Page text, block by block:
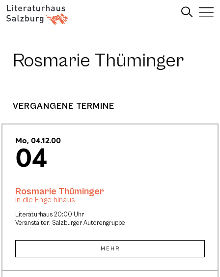
Rosmarie Thüminger
VERGANGENE TERMINE
Mo, 04.12.00
04
Literaturhaus 20:00 Uhr
Veranstalter: Salzburger Autorengruppe
Rosmarie Thüminger
In die Enge hinaus
MEHR